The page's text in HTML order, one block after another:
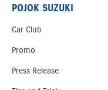
POJOK SUZUKI
Car Club
Promo
Press Release